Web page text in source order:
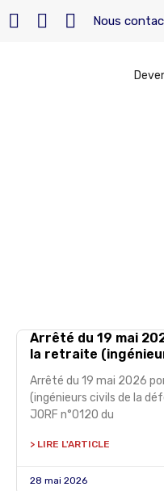
Nous
Arrêté du 19 mai
la retraite
Arrêté du 19 mai 2026
(ingénieurs civils de la
JORF n°0120 du
> LIRE L'ARTICLE
28 mai 2026